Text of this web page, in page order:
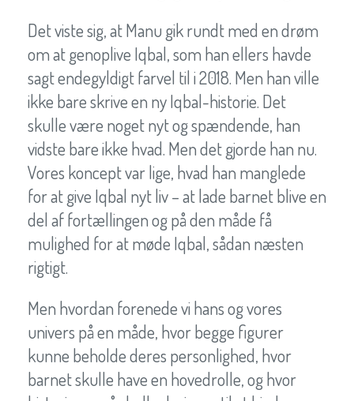
Det viste sig, at Manu gik rundt med en drøm
om at genoplive Iqbal, som han ellers havde
sagt endegyldigt farvel til i 2018. Men han ville
ikke bare skrive en ny Iqbal-historie. Det
skulle være noget nyt og spændende, han
vidste bare ikke hvad. Men det gjorde han nu.
Vores koncept var lige, hvad han manglede
for at give Iqbal nyt liv – at lade barnet blive en
del af fortællingen og på den måde få
mulighed for at møde Iqbal, sådan næsten
rigtigt.
Men hvordan forenede vi hans og vores
univers på en måde, hvor begge figurer
kunne beholde deres personlighed, hvor
barnet skulle have en hovedrolle, og hvor